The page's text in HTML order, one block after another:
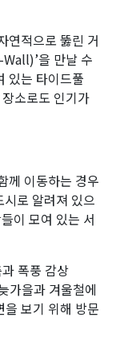
연적으로 뚫린 거
을 만날 수
있는 타이드풀
소로도 인기가
께 이동하는 경우
시로 알려져 있으
이 모여 있는 서
폭풍 감상
을과 겨울철에
보기 위해 방문